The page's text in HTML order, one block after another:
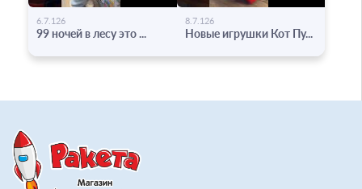
6.7.126
99 ночей в лесу это ...
8.7.126
Новые игрушки Кот Пу...